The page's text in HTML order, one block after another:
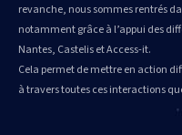
revanche, nous sommes rentrés
notamment grâce à l’appui des
Nantes, Castelis et Access-it.
Cela permet de mettre en action
à travers toutes ces interactions